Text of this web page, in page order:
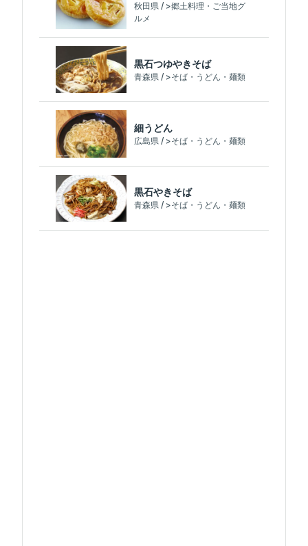
秋田県 / >郷土料理・ご当地グ
ルメ
黒石つゆやきそば
青森県 / >そば・うどん・麺類
細うどん
広島県 / >そば・うどん・麺類
黒石やきそば
青森県 / >そば・うどん・麺類